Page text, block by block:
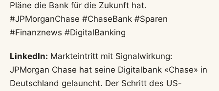
Pläne die Bank für die Zukunft hat.
#JPMorganChase #ChaseBank #Sparen
#Finanznews #DigitalBanking
LinkedIn: Markteintritt mit Signalwirkung:
JPMorgan Chase hat seine Digitalbank «Chase» in
Deutschland gelauncht. Der Schritt des US-